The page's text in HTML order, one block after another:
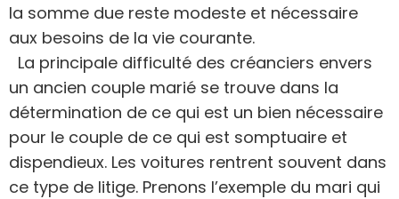
la somme due reste modeste et nécessaire
aux besoins de la vie courante.
La principale difficulté des créanciers envers
un ancien couple marié se trouve dans la
détermination de ce qui est un bien nécessaire
pour le couple de ce qui est somptuaire et
dispendieux. Les voitures rentrent souvent dans
ce type de litige. Prenons l’exemple du mari qui